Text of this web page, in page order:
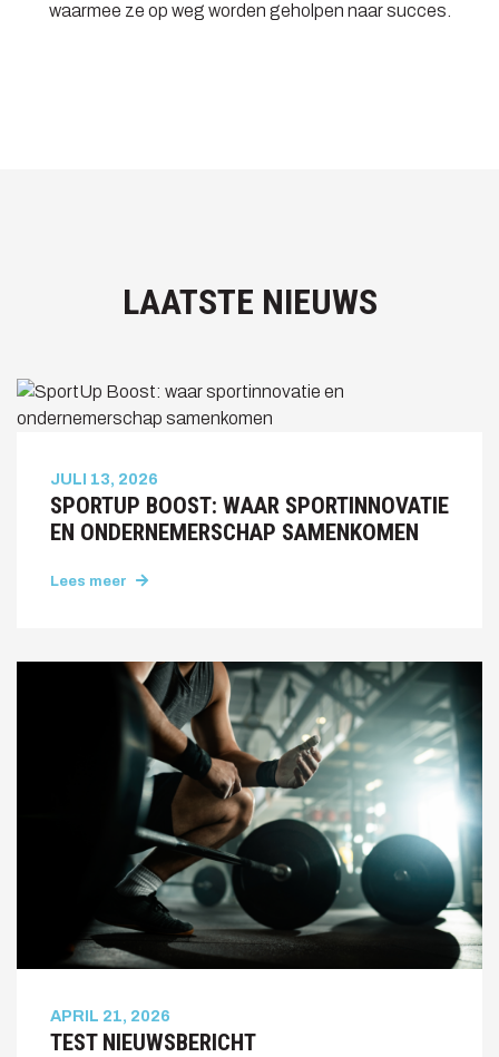
waarmee ze op weg worden geholpen naar succes.
LAATSTE NIEUWS
JULI 13, 2026
SPORTUP BOOST: WAAR SPORTINNOVATIE
EN ONDERNEMERSCHAP SAMENKOMEN
Lees meer
APRIL 21, 2026
TEST NIEUWSBERICHT